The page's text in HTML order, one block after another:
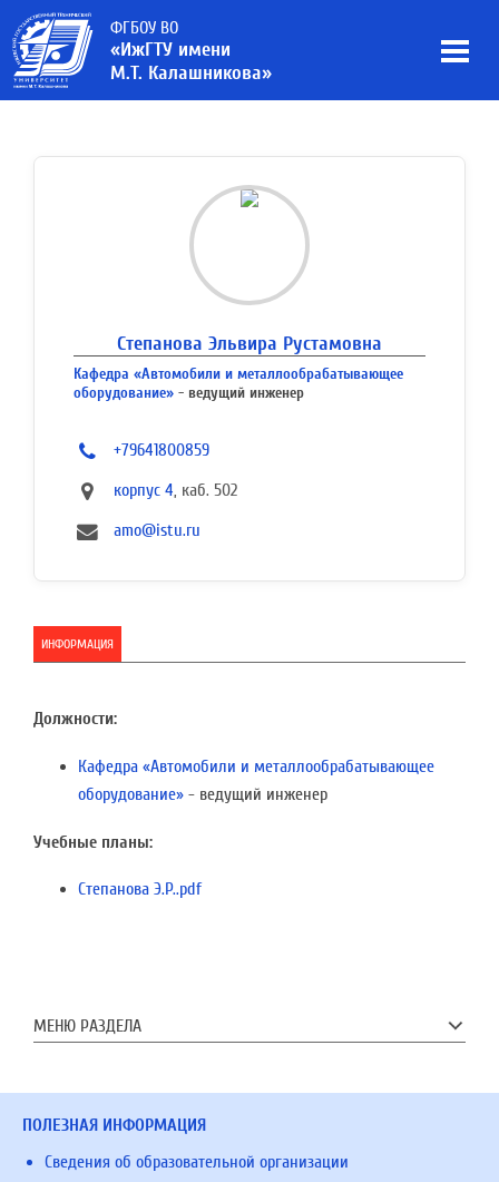
ФГБОУ ВО
«ИжГТУ имени
М.Т. Калашникова»
Степанова Эльвира Рустамовна
Кафедра «Автомобили и металлообрабатывающее
оборудование» - ведущий инженер
+79641800859
корпус 4, каб. 502
amo@istu.ru
ИНФОРМАЦИЯ
Должности:
Кафедра «Автомобили и металлообрабатывающее
оборудование» - ведущий инженер
Учебные планы:
Степанова Э.Р..pdf
МЕНЮ РАЗДЕЛА
ПОЛЕЗНАЯ ИНФОРМАЦИЯ
Сведения об образовательной организации